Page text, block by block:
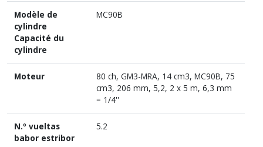
Modèle de
cylindre
Capacité du
cylindre
MC90B
Moteur
80 ch, GM3-MRA, 14 cm3, MC90B, 75
cm3, 206 mm, 5,2, 2 x 5 m, 6,3 mm
= 1/4''
N.º vueltas
babor estribor
5.2